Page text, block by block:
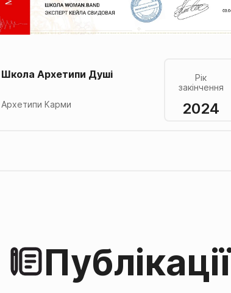
Школа Архетипи Душі
Архетипи Карми
Рік
закінчення
2024
Публікації